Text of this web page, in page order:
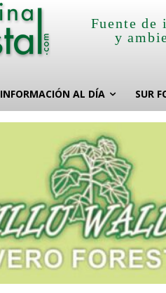
Fuente
y
INFORMACIÓN AL DÍA SUR